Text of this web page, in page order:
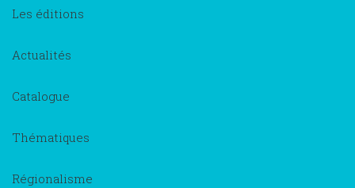
Les éditions
Actualités
Catalogue
Thématiques
Régionalisme